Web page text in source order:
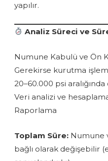
yapılır.
Analiz Süreci ve
Numune Kabulü ve Ön
Gerekirse kurutma
20–60.000 psi
Veri analizi ve
Raporlama
Toplam Süre: Numune
bağlı olarak değişebilir